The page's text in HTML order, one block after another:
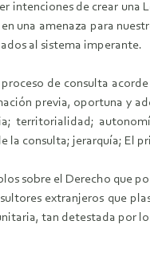
de crear una
una amenaza para
al sistema imperante.
de consulta
previa, oportuna y
territorialidad;
consulta; jerarquía; El
sobre el Derecho que
extranjeros que
tan detestada por